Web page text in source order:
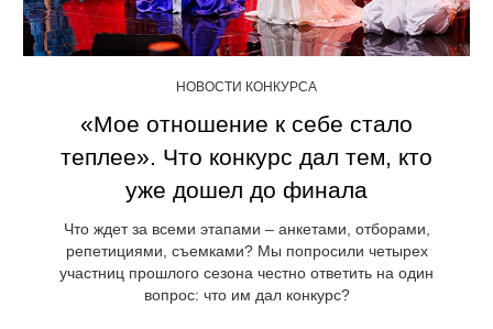
НОВОСТИ КОНКУРСА
«Мое отношение к себе стало
теплее». Что конкурс дал тем, кто
уже дошел до финала
Что ждет за всеми этапами – анкетами, отборами,
репетициями, съемками? Мы попросили четырех
участниц прошлого сезона честно ответить на один
вопрос: что им дал конкурс?